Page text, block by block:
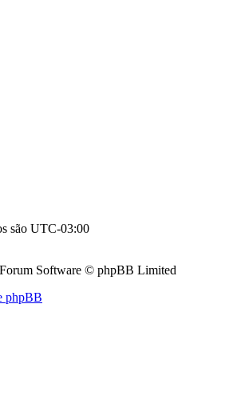
são UTC-03:00
Software © phpBB Limited
phpBB